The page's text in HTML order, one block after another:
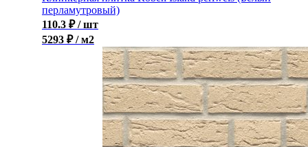
перламутровый)
110.3 ₽ / шт
5293 ₽ / м2